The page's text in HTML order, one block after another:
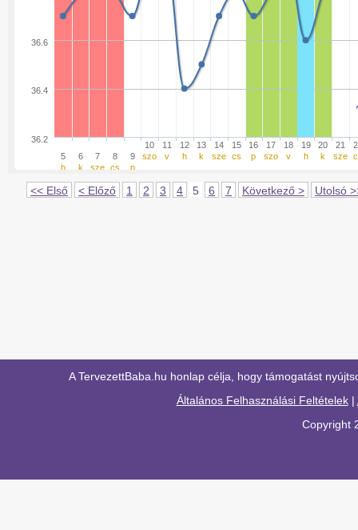
5
h
6
k
7
sze
8
cs
9
p
10
szo
11
v
12
h
13
k
14
sze
15
cs
16
p
17
szo
18
v
19
h
20
k
21
sze
36.4
36.6
36.2
<< Első < Előző 1 2 3 4 5 6 7 Következő > Utolsó
A TervezettBaba.hu honlap célja, hogy támogatást
Általános Felhasználási Feltételek|
Copyright